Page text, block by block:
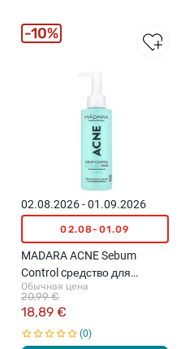
02.08.2026 - 01.09.2026
02.08-01.09
MADARA ACNE Sebum
Control cредство для
умывания, 140мл
Обычная цена
18,89 €
20,99 €
0
10%